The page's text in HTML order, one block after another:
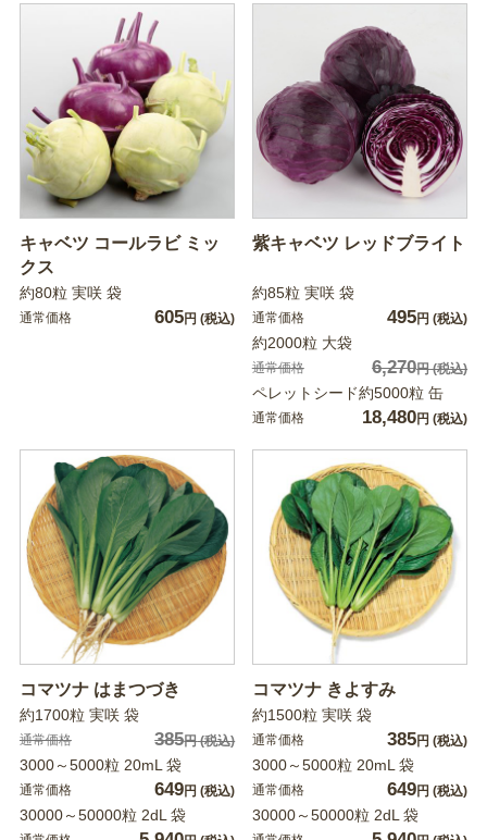
キャベツ コールラビ ミッ
クス
約80粒 実咲 袋
通常価格 605円 (税込)
紫キャベツ レッドブライト
約85粒 実咲 袋
通常価格 495円 (税込)
約2000粒 大袋
通常価格 6,270円(税込)
ペレットシード約5000粒 缶
通常価格 18,480円 (税込)
コマツナ はまつづき
約1700粒 実咲 袋
通常価格 385円(税込)
3000～5000粒 20mL 袋
通常価格 649円 (税込)
30000～50000粒 2dL 袋
コマツナ きよすみ
約1500粒 実咲 袋
通常価格 385円 (税込)
3000～5000粒 20mL 袋
通常価格 649円 (税込)
30000～50000粒 2dL 袋